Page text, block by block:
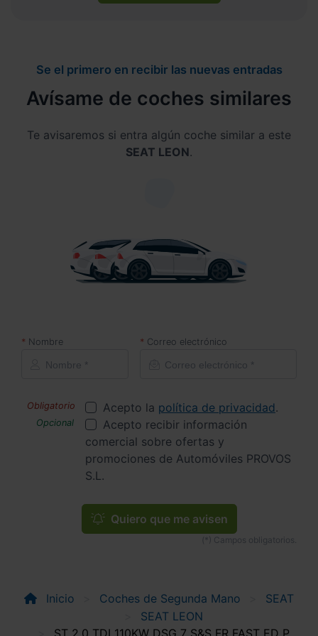
Se el primero en recibir las nuevas entradas
Avísame de coches similares
Te avisaremos si entra algún coche similar a este
SEAT LEON.
Nombre Correo electrónico
Acepto la política de privacidad.
Acepto recibir información
comercial sobre ofertas y
promociones de Automóviles PROVOS
S.L.
Quiero que me avisen
Inicio Coches de Segunda Mano
SEAT
SEAT LEON
ST 2.0 TDI 110KW DSG 7 S&S FR FAST ED P